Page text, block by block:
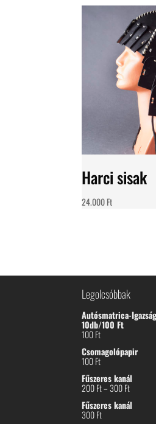
Harci sisak
24.000Ft
Legolcsóbbak
Autósmatrica-
10db/100 Ft
100Ft
Csomagolópapir
100Ft
Fűszeres kanál
200Ft– 300Ft
-
Fűszeres kanál
300Ft